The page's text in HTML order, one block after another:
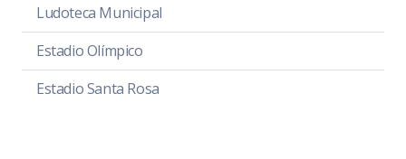
Ludoteca Municipal
Estadio Olímpico
Estadio Santa Rosa